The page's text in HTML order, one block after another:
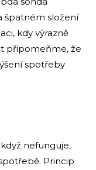
špatném složení
kdy výrazně
připomeňme, že
spotřeby
nefunguje,
Princip